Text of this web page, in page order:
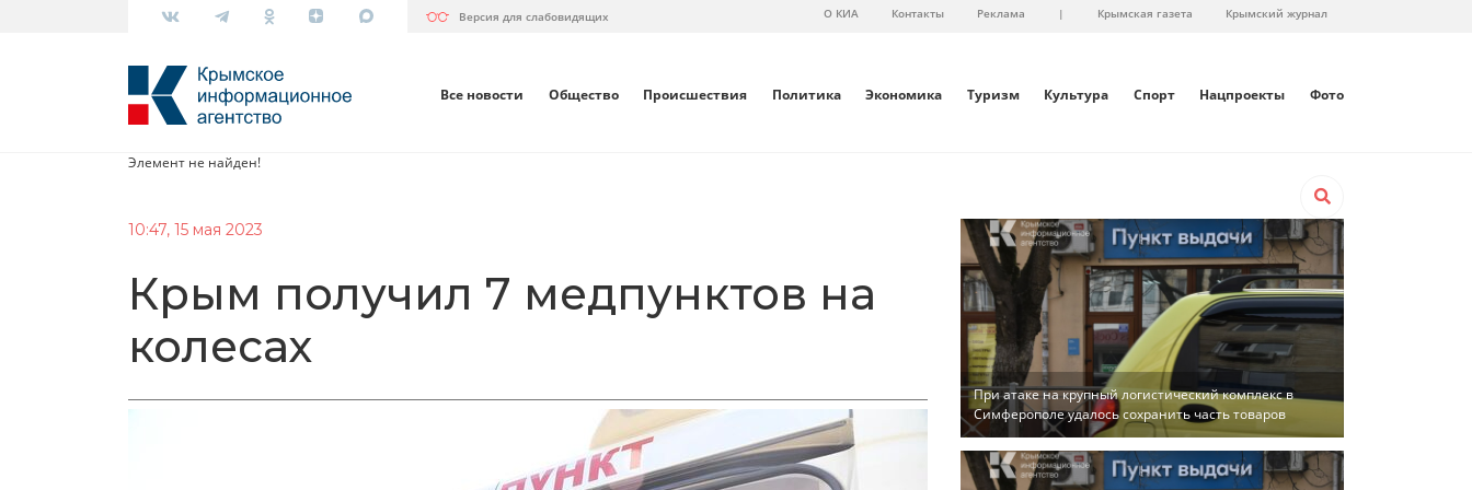
Версия для слабовидящих О КИА Контакты Реклама | Крымская газета Крымский журнал
Все новости Общество Происшествия Политика Экономика Туризм Культура Спорт Нацпроекты Фото
Элемент не найден!
10:47, 15 мая 2023
Крым получил 7 медпунктов на
колесах
При атаке на крупный логистический комплекс в
Симферополе удалось сохранить часть товаров